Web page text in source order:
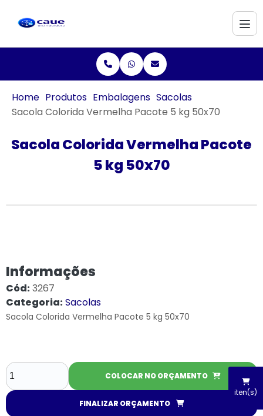
iten(s)
Home Produtos Embalagens Sacolas
Sacola Colorida Vermelha Pacote 5 kg 50x70
Sacola Colorida Vermelha Pacote
5 kg 50x70
Informações
Cód:3267
Categoria:Sacolas
Sacola Colorida Vermelha Pacote 5 kg 50x70
COLOCAR NO ORÇAMENTO
FINALIZAR ORÇAMENTO